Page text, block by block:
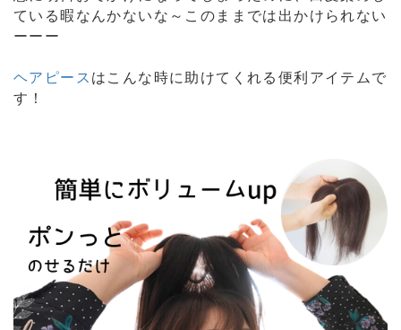
ている暇なんかないな～このままでは出かけられない
ーーー
ヘアピース はこんな時に助けてくれる便利アイテムで
す！